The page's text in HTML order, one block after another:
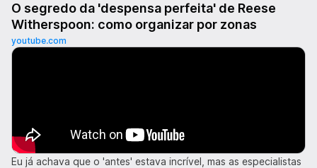
O segredo da 'despensa perfeita' de Reese
Witherspoon: como organizar por zonas
youtube.com
Eu já achava que o 'antes' estava incrível, mas as especialistas